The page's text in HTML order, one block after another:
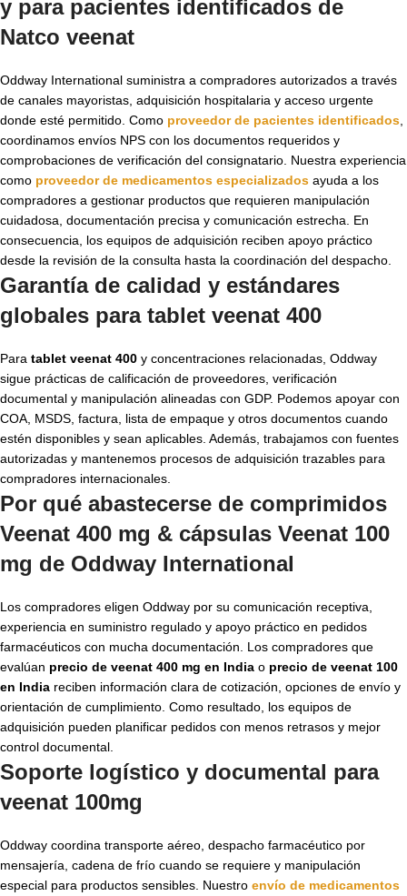
y para pacientes identificados de
Natco veenat
Oddway International suministra a compradores autorizados a través
de canales mayoristas, adquisición hospitalaria y acceso urgente
donde esté permitido. Como proveedor de pacientes identificados
coordinamos envíos NPS con los documentos requeridos y
comprobaciones de verificación del consignatario. Nuestra experiencia
como proveedor de medicamentos especializados ayuda a los
compradores a gestionar productos que requieren manipulación
cuidadosa, documentación precisa y comunicación estrecha. En
consecuencia, los equipos de adquisición reciben apoyo práctico
desde la revisión de la consulta hasta la coordinación del despacho.
Garantía de calidad y estándares
globales para tablet veenat 400
Para tablet veenat 400 y concentraciones relacionadas, Oddway
sigue prácticas de calificación de proveedores, verificación
documental y manipulación alineadas con GDP. Podemos apoyar con
COA, MSDS, factura, lista de empaque y otros documentos cuando
estén disponibles y sean aplicables. Además, trabajamos con fuentes
autorizadas y mantenemos procesos de adquisición trazables para
compradores internacionales.
Por qué abastecerse de comprimidos
Veenat 400 mg & cápsulas Veenat 100
mg de Oddway International
Los compradores eligen Oddway por su comunicación receptiva,
experiencia en suministro regulado y apoyo práctico en pedidos
farmacéuticos con mucha documentación. Los compradores que
evalúan precio de veenat 400 mg en India o precio de veenat 100
en India reciben información clara de cotización, opciones de envío y
orientación de cumplimiento. Como resultado, los equipos de
adquisición pueden planificar pedidos con menos retrasos y mejor
control documental.
Soporte logístico y documental para
veenat 100mg
Oddway coordina transporte aéreo, despacho farmacéutico por
mensajería, cadena de frío cuando se requiere y manipulación
especial para productos sensibles. Nuestro envío de medicamentos